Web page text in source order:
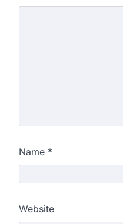
Name *
Website